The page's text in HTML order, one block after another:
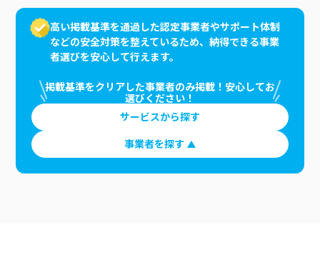
高い掲載基準を通過した認定事業者やサポート体制
などの安全対策を整えているため、納得できる事業
者選びを安心して行えます。
掲載基準をクリアした事業者のみ掲載！安心してお
選びください！
サービスから探す
事業者を探す